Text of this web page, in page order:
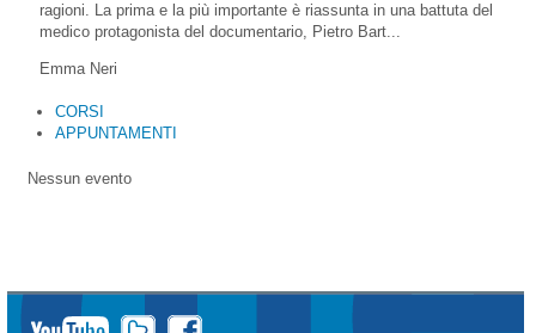
ragioni. La prima e la più importante è riassunta in una battuta del
medico protagonista del documentario, Pietro Bart...
Emma Neri
CORSI
APPUNTAMENTI
Nessun evento